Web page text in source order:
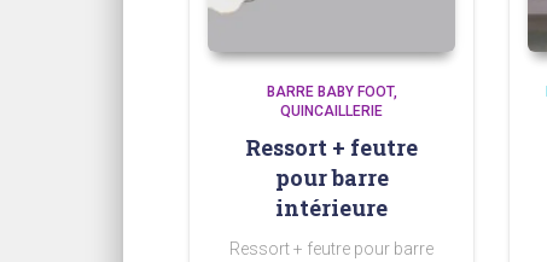
BARRE BABY FOOT
QUINCAILLERIE
Ressort + feutre
pour barre
intérieure
Ressort + feutre pour barre